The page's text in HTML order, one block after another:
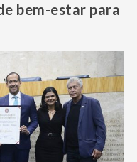
bem-estar para